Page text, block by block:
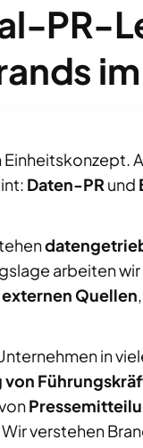
PR-
Daten-PR und
arbeiten
externen Quellen
in
verstehen